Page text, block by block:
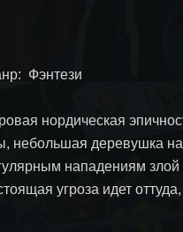
Фэнтези
нордическая
небольшая деревушка на
нападениям
угроза идет